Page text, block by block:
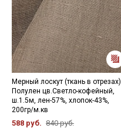
Мерный лоскут (ткань в отрезах)
Полулен цв.Светло-кофейный,
ш.1.5м, лен-57%, хлопок-43%,
200гр/м.кв
588 руб. 840 руб.